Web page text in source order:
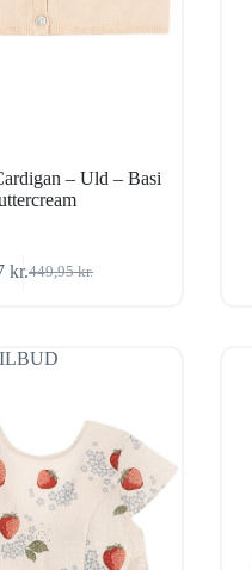
– Uld – Basi
449,95kr.
Den
449,95 kr..
kr.Den
269,97 kr..